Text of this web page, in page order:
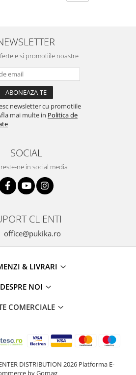
si promotiile noastre
newsletter cu promotiile
mai multe in Politica de
SOCIAL
ne in social media
CLIENTI
office@pukika.ro
& LIVRARI
DESPRE NOI
COMERCIALE
DISTRIBUTION 2026 Platforma E-
by Gomag